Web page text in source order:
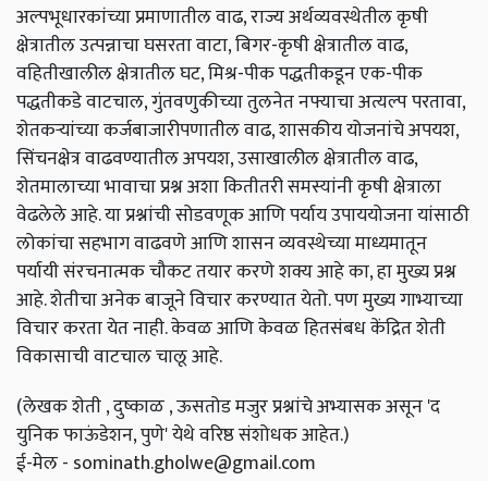
अल्पभूधारकांच्या प्रमाणातील वाढ, राज्य अर्थव्यवस्थेतील कृषी
क्षेत्रातील उत्पन्नाचा घसरता वाटा, बिगर-कृषी क्षेत्रातील वाढ,
वहितीखालील क्षेत्रातील घट, मिश्र-पीक पद्धतीकडून एक-पीक
पद्धतीकडे वाटचाल, गुंतवणुकीच्या तुलनेत नफ्याचा अत्यल्प परतावा,
शेतकऱ्यांच्या कर्जबाजारीपणातील वाढ, शासकीय योजनांचे अपयश,
सिंचनक्षेत्र वाढवण्यातील अपयश, उसाखालील क्षेत्रातील वाढ,
शेतमालाच्या भावाचा प्रश्न अशा कितीतरी समस्यांनी कृषी क्षेत्राला
वेढलेले आहे. या प्रश्नांची सोडवणूक आणि पर्याय उपाययोजना यांसाठी
लोकांचा सहभाग वाढवणे आणि शासन व्यवस्थेच्या माध्यमातून
पर्यायी संरचनात्मक चौकट तयार करणे शक्य आहे का, हा मुख्य प्रश्न
आहे. शेतीचा अनेक बाजूने विचार करण्यात येतो. पण मुख्य गाभ्याच्या
विचार करता येत नाही. केवळ आणि केवळ हितसंबध केंद्रित शेती
विकासाची वाटचाल चालू आहे.
(लेखक शेती , दुष्काळ , ऊसतोड मजुर प्रश्नांचे अभ्यासक असून 'द
युनिक फाऊंडेशन, पुणे' येथे वरिष्ठ संशोधक आहेत.)
ई-मेल - sominath.gholwe@gmail.com